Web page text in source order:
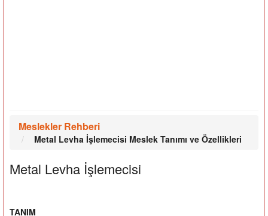
Meslekler Rehberi
Metal Levha İşlemecisi Meslek Tanımı ve Özellikleri
Metal Levha İşlemecisi
TANIM